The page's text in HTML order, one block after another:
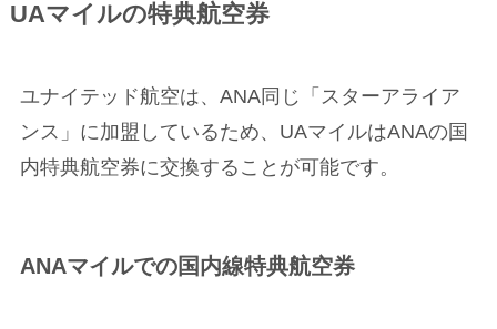
UAマイルの特典航空券
ユナイテッド航空は、ANA同じ「スターアライア
ンス」に加盟しているため、UAマイルはANAの国
内特典航空券に交換することが可能です。
ANAマイルでの国内線特典航空券